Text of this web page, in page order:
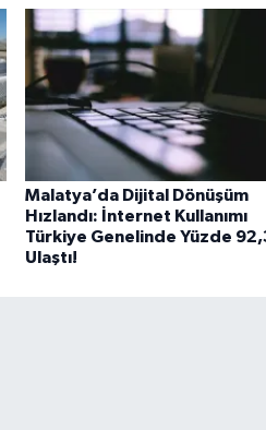
Malatya’da Dijital Dönüşüm
Hızlandı: İnternet Kullanımı
Türkiye Genelinde Yüzde
Ulaştı!